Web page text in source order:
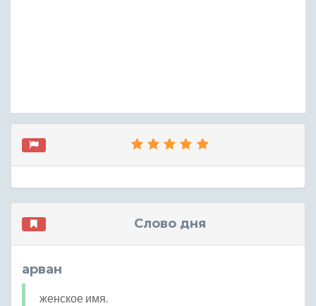
Слово дня
арван
женское имя.